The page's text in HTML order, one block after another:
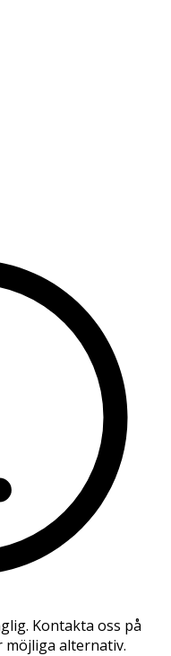
Kontakta oss på
alternativ.